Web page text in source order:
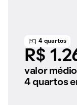
4 quartos
R$
valor
4 quartos